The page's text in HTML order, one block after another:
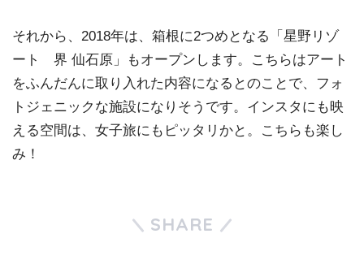
それから、2018年は、箱根に2つめとなる「星野リゾ
ート 界 仙石原」もオープンします。こちらはアート
をふんだんに取り入れた内容になるとのことで、フォ
トジェニックな施設になりそうです。インスタにも映
える空間は、女子旅にもピッタリかと。こちらも楽し
み！
SHARE